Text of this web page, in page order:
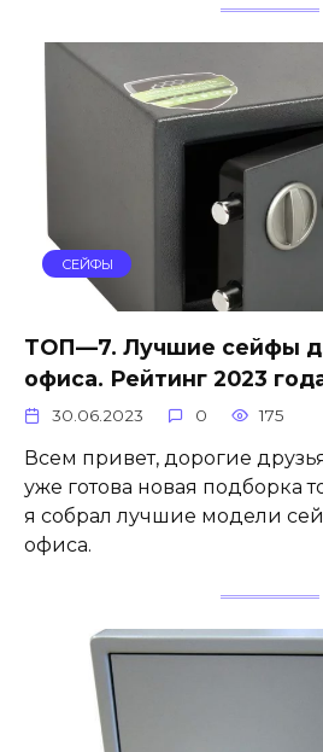
СЕЙФЫ
ТОП—7. Лучшие сейфы
офиса. Рейтинг 2023
30.06.2023 0 175
Всем привет, дорогие
уже готова новая подборка
я собрал лучшие модели
офиса.